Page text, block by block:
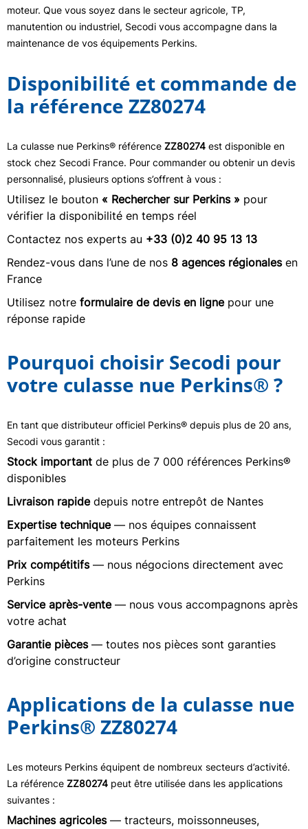
moteur. Que vous soyez dans le secteur agricole, TP,
manutention ou industriel, Secodi vous accompagne dans la
maintenance de vos équipements Perkins.
Disponibilité et commande de
la référence ZZ80274
La culasse nue Perkins® référence ZZ80274 est disponible en
stock chez Secodi France. Pour commander ou obtenir un devis
personnalisé, plusieurs options s’offrent à vous :
Utilisez le bouton « Rechercher sur Perkins » pour
vérifier la disponibilité en temps réel
Contactez nos experts au +33 (0)2 40 95 13 13
Rendez-vous dans l’une de nos 8 agences régionalesen
France
Utilisez notre formulaire de devis en lignepour une
réponse rapide
Pourquoi choisir Secodi pour
votre culasse nue Perkins® ?
En tant que distributeur officiel Perkins® depuis plus de 20 ans,
Secodi vous garantit :
Stock important de plus de 7 000 références Perkins®
disponibles
Livraison rapidedepuis notre entrepôt de Nantes
Expertise technique— nos équipes connaissent
parfaitement les moteurs Perkins
Prix compétitifs— nous négocions directement avec
Perkins
Service après-vente— nous vous accompagnons après
votre achat
Garantie pièces— toutes nos pièces sont garanties
d’origine constructeur
Applications de la culasse nue
Perkins® ZZ80274
Les moteurs Perkins équipent de nombreux secteurs d’activité.
La référence ZZ80274 peut être utilisée dans les applications
suivantes :
Machines agricoles— tracteurs, moissonneuses,